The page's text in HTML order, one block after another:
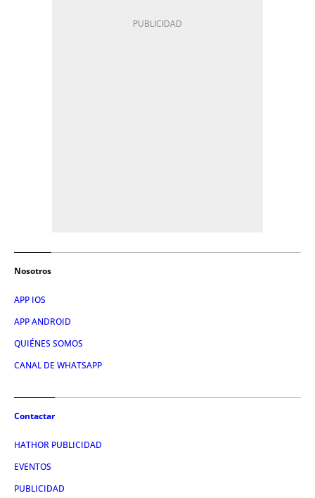
Nosotros
APP IOS
APP ANDROID
QUIÉNES SOMOS
CANAL DE WHATSAPP
Contactar
HATHOR PUBLICIDAD
EVENTOS
PUBLICIDAD